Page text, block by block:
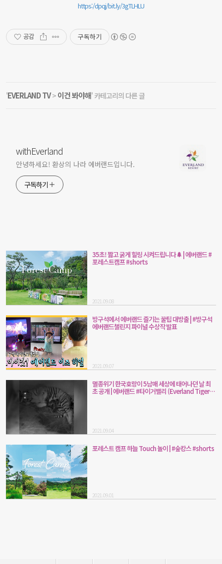
https:/dpqj/bit.ly/3gTLHLU
공감 구독하기
'EVERLAND TV> 이건 봐야해' 카테고리의 다른 글
withEverland
안녕하세요! 환상의 나라 에버랜드입니다.
구독하기
35초! 짧고 굵게 힐링 시켜드립니다🌲 | 에버랜드 #
포레스트캠프 #shorts
2021.09.08
방구석에서 에버랜드 즐기는 꿀팁 대방출 | #방구석
에버랜드챌린지 파이널 수상작 발표
2021.09.07
멸종위기 한국호랑이 5남매 세상에 태어나던 날 최
초 공개 | 에버랜드 #타이거밸리 (Everland Tiger
2021.09.04
포레스트 캠프 하늘 Touch 놀이 | #숲캉스 #shorts
2021.09.01